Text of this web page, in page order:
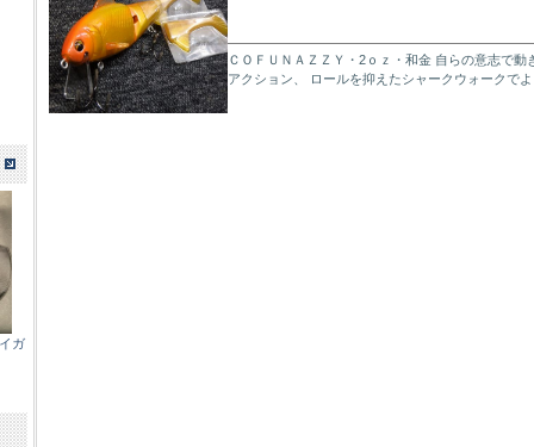
ガ
ＣＯＦＵＮＡＺＺＹ・2ｏｚ・和金 自らの意志で動
アクション、 ロールを抑えたシャークウォークで